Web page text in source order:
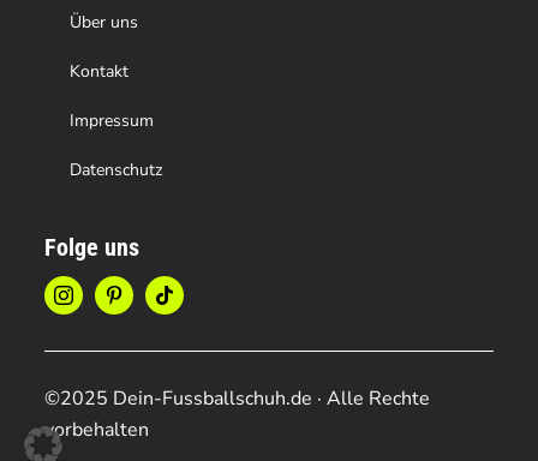
Über uns
Kontakt
Impressum
Datenschutz
Folge uns
©2025 Dein-Fussballschuh.de · Alle Rechte
vorbehalten